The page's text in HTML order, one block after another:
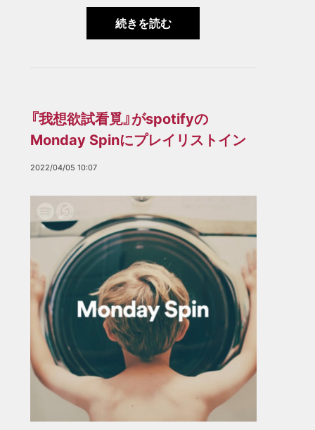
続きを読む
『我想欲試看覓』がspotifyの
Monday Spinにプレイリストイン
2022/04/05 10:07